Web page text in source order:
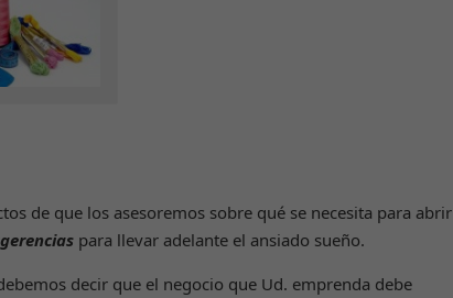
de que los asesoremos sobre qué se necesita para abrir
para llevar adelante el ansiado sueño.
decir que el negocio que Ud. emprenda debe